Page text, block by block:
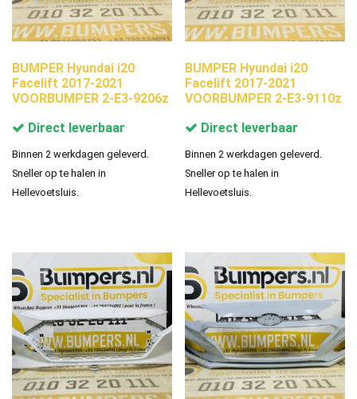
BUMPER Hyundai i20
Facelift 2017-2021
VOORBUMPER 2-E3-9206z
Direct leverbaar
Binnen 2 werkdagen geleverd.
Sneller op te halen in
Hellevoetsluis.
BUMPER Hyundai i20
Facelift 2017-2021
VOORBUMPER 2-E3-9110z
Direct leverbaar
Binnen 2 werkdagen geleverd.
Sneller op te halen in
Hellevoetsluis.